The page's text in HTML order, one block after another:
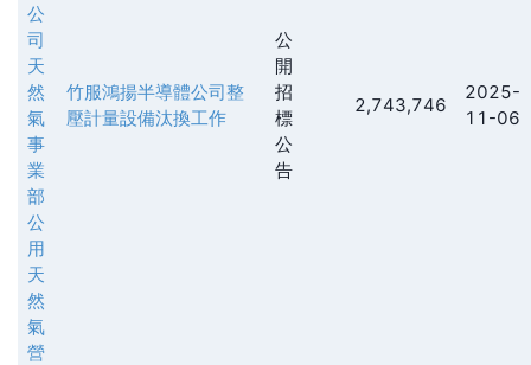
公
司
天
然
氣
事
業
部
公
用
天
然
氣
營
竹服鴻揚半導體公司整
壓計量設備汰換工作
公
開
招
標
公
告
2,743,746
2025-
11-06